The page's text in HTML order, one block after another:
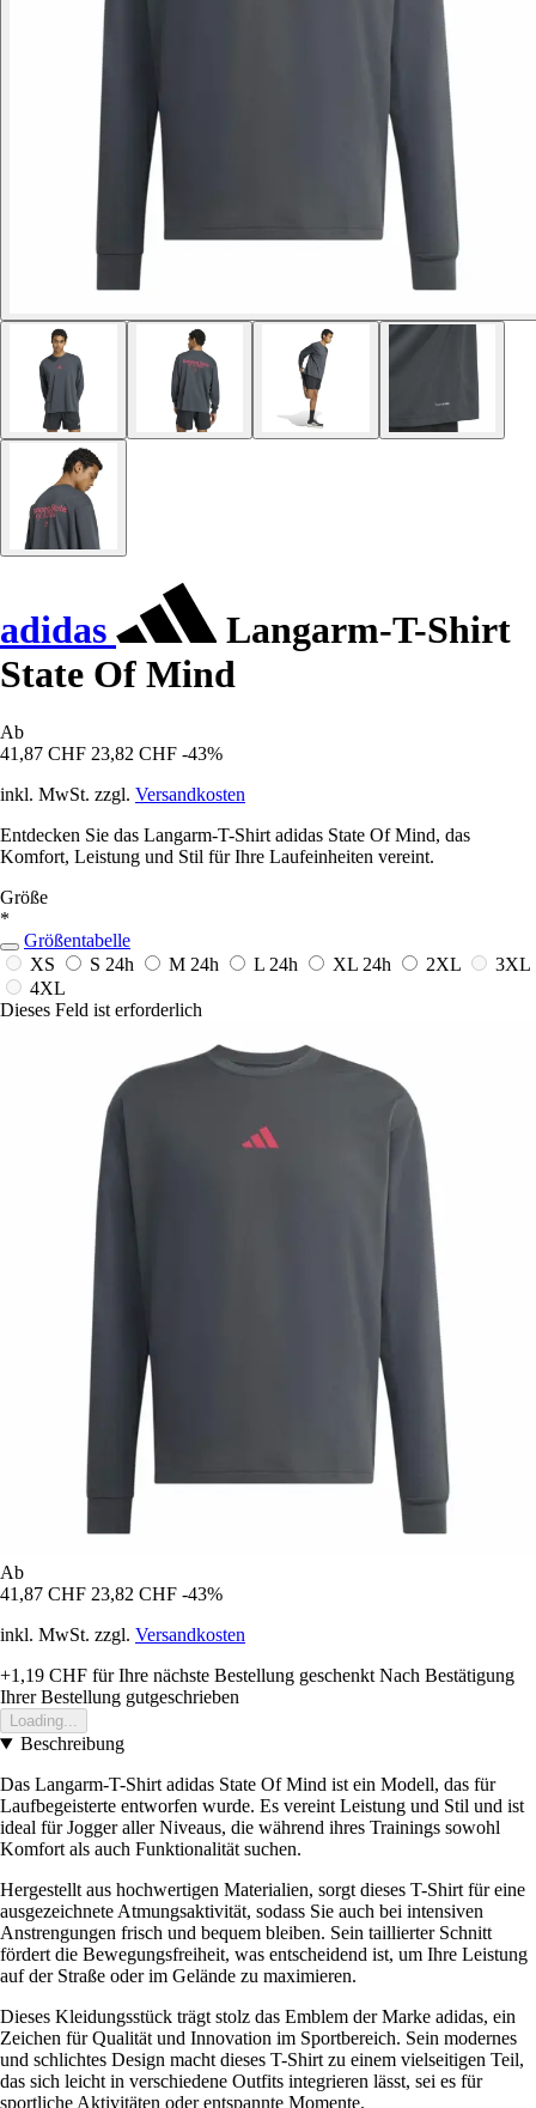
adidas
Langarm-T-Shirt
State Of Mind
Ab
41,87 CHF 23,82 CHF -43%
inkl. MwSt. zzgl. Versandkosten
Entdecken Sie das Langarm-T-Shirt adidas State Of Mind, das
Komfort, Leistung und Stil für Ihre Laufeinheiten vereint.
Größe
*
Größentabelle
XS
S 24h M 24h L 24h XL 24h 2XL
3XL
4XL
Dieses Feld ist erforderlich
Ab
41,87 CHF 23,82 CHF -43%
inkl. MwSt. zzgl. Versandkosten
+1,19 CHF für Ihre nächste Bestellung geschenkt Nach Bestätigung
Ihrer Bestellung gutgeschrieben
Loading...
Beschreibung
Das Langarm-T-Shirt adidas State Of Mind ist ein Modell, das für
Laufbegeisterte entworfen wurde. Es vereint Leistung und Stil und ist
ideal für Jogger aller Niveaus, die während ihres Trainings sowohl
Komfort als auch Funktionalität suchen.
Hergestellt aus hochwertigen Materialien, sorgt dieses T-Shirt für eine
ausgezeichnete Atmungsaktivität, sodass Sie auch bei intensiven
Anstrengungen frisch und bequem bleiben. Sein taillierter Schnitt
fördert die Bewegungsfreiheit, was entscheidend ist, um Ihre Leistung
auf der Straße oder im Gelände zu maximieren.
Dieses Kleidungsstück trägt stolz das Emblem der Marke adidas, ein
Zeichen für Qualität und Innovation im Sportbereich. Sein modernes
und schlichtes Design macht dieses T-Shirt zu einem vielseitigen Teil,
das sich leicht in verschiedene Outfits integrieren lässt, sei es für
sportliche Aktivitäten oder entspannte Momente.